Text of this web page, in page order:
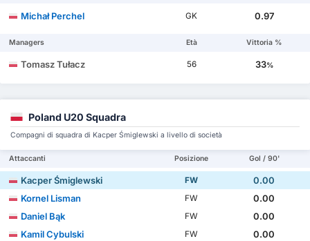
Michał Perchel GK 0.97
Managers Età Vittoria %
Tomasz Tułacz 56 33%
Poland U20 Squadra
Compagni di squadra di Kacper Śmiglewski a livello di società
Attaccanti Posizione Gol / 90'
Kacper Śmiglewski FW
0.00
Kornel Lisman
FW
0.00
Daniel Bąk
FW
0.00
Kamil Cybulski
FW 0.00